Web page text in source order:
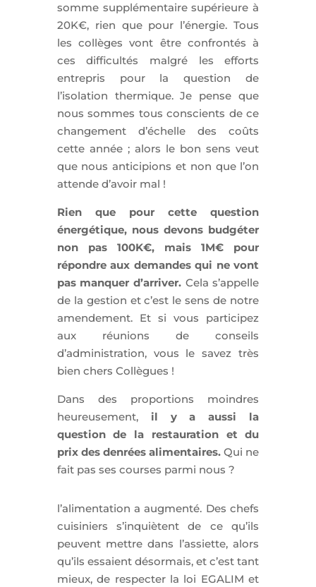
somme supplémentaire supérieure à
20K€, rien que pour l’énergie. Tous
les collèges vont être confrontés à
ces difficultés malgré les efforts
entrepris pour la question de
l’isolation thermique. Je pense que
nous sommes tous conscients de ce
changement d’échelle des coûts
cette année ; alors le bon sens veut
que nous anticipions et non que l’on
attende d’avoir mal !
Rien que pour cette question
énergétique, nous devons budgéter
non pas 100K€, mais 1M€ pour
répondre aux demandes qui ne vont
pas manquer d’arriver. Cela s’appelle
de la gestion et c’est le sens de notre
amendement. Et si vous participez
aux réunions de conseils
d’administration, vous le savez très
bien chers Collègues !
Dans des proportions moindres
heureusement, il y a aussi la
question de la restauration et du
prix des denrées alimentaires. Qui ne
fait pas ses courses parmi nous ?
l’alimentation a augmenté. Des chefs
cuisiniers s’inquiètent de ce qu’ils
peuvent mettre dans l’assiette, alors
qu’ils essaient désormais, et c’est tant
mieux, de respecter la loi EGALIM et